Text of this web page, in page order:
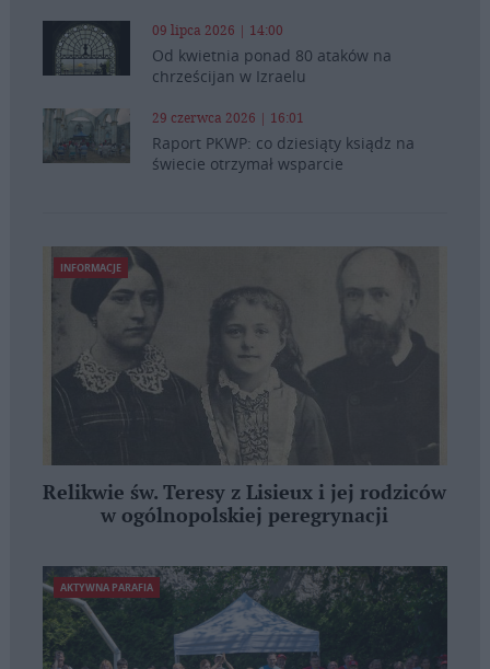
09 lipca 2026 | 14:00
Od kwietnia ponad 80 ataków na
chrześcijan w Izraelu
29 czerwca 2026 | 16:01
Raport PKWP: co dziesiąty ksiądz na
świecie otrzymał wsparcie
INFORMACJE
Relikwie św. Teresy z Lisieux i jej rodziców
w ogólnopolskiej peregrynacji
AKTYWNA PARAFIA